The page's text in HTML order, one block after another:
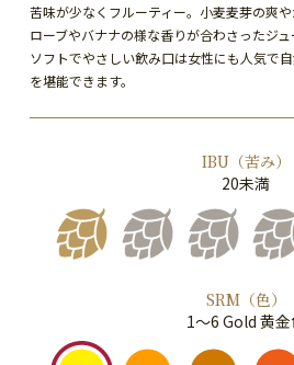
苦味が少なくフルーティー。小麦麦芽の爽
ローブやバナナの様な香りが合わさったジュ
ソフトでやさしい飲み口は女性にも人気で
を堪能できます。
IBU（苦み）
20未満
SRM（色）
1～6 Gold 黄